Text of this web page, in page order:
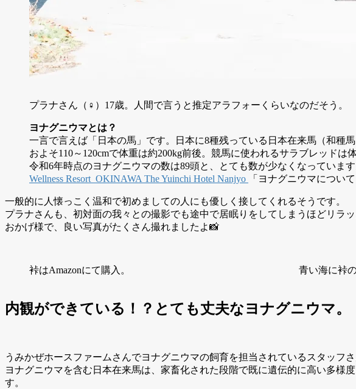
プラナさん（♀）17歳。人間で言うと推定アラフォーくらいなのだそう。
ヨナグニウマとは？
一言で言えば「日本の馬」です。日本に8種残っている日本在来馬（和種
およそ110～120cmで体重は約200kg前後。競馬に使われるサラブレッドは
令和6年時点のヨナグニウマの数は89頭と、とても数が少なくなっています
Wellness Resort OKINAWA The Yuinchi Hotel Nanjyo
「ヨナグニウマについ
一般的に人懐っこく温和で初めましての人にも優しく接してくれるそうです。
プラナさんも、初対面の我々との撮影でも途中で居眠りをしてしまうほどリラ
おかげ様で、良い写真がたくさん撮れましたよ📸
裃はAmazonにて購入。 青い海に裃
内観ができている！？とても丈夫なヨナグニウマ。
うみかぜホースファームさんでヨナグニウマの飼育を担当されているスタッフ
ヨナグニウマを含む日本在来馬は、家畜化された段階で既に遺伝的に高い多
す。